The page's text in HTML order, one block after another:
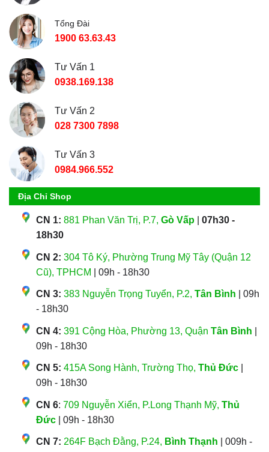
Tổng Đài
1900 63.63.43
Tư Vấn 1
0938.169.138
Tư Vấn 2
028 7300 7898
Tư Vấn 3
0984.966.552
Địa Chỉ Shop
CN 1: 881 Phan Văn Trị, P.7, Gò Vấp
07h30 -
18h30
CN 2: 304 Tô Ký, Phường Trung Mỹ Tây (Quận 12
Cũ), TPHCM
| 09h - 18h30
CN 3: 383 Nguyễn Trọng Tuyển, P.2, Tân Bình | 09h
- 18h30
CN 4: 391 Cộng Hòa, Phường 13, Quận Tân Bình
09h - 18h30
CN 5: 415A Song Hành, Trường Thọ, Thủ Đức
09h - 18h30
CN 6: 709 Nguyễn Xiển, P.Long Thạnh Mỹ, Thủ
Đức | 09h - 18h30
CN 7: 264F Bạch Đằng, P.24, Bình Thạnh | 009h -